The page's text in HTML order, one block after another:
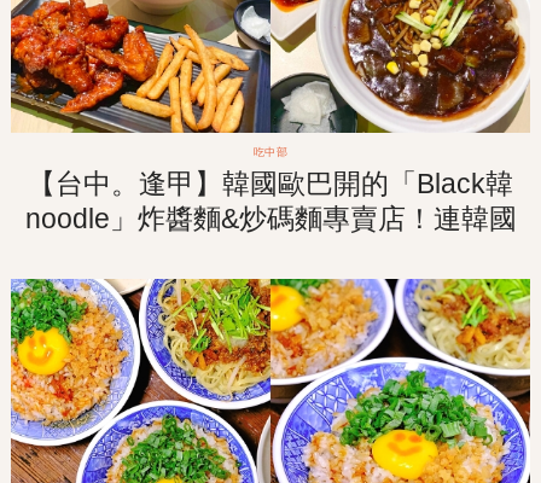
吃中部
【台中。逢甲】韓國歐巴開的「Black韓
noodle」炸醬麵&炒碼麵專賣店！連韓國